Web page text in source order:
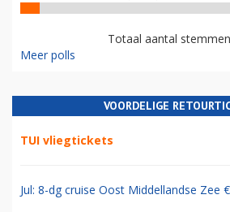
Totaal aantal
Meer polls
VOORDELIGE
TUI vliegtickets
Jul: 8-dg cruise Oost Middellandse Zee